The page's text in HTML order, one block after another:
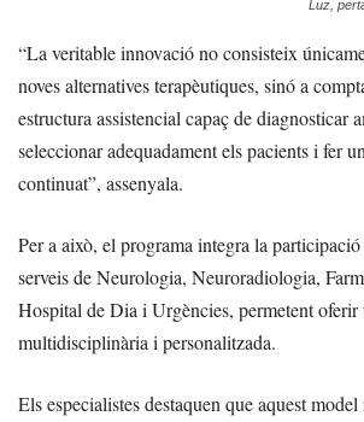
Luz,
“La veritable innovació no consisteix
noves alternatives terapèutiques, sinó a
estructura assistencial capaç de diagnosticar
seleccionar adequadament els pacients i fer
continuat”, assenyala.
Per a això, el programa integra la
serveis de Neurologia, Neuroradiologia,
Hospital de Dia i Urgències, permetent oferir
multidisciplinària i personalitzada.
Els especialistes destaquen que aquest